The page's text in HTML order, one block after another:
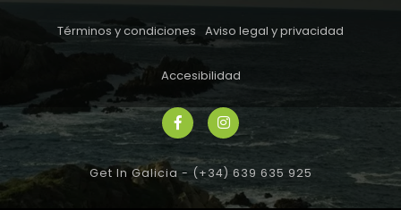
Términos y condiciones Aviso legal y privacidad
Accesibilidad
Get In Galicia - (+34) 639 635 925